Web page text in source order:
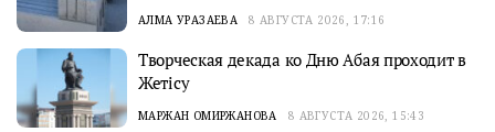
АЛМА УРАЗАЕВА 8 АВГУСТА 2026, 17:16
Творческая декада ко Дню Абая проходит в
Жетісу
МАРЖАН ОМИРЖАНОВА 8 АВГУСТА 2026, 15:43